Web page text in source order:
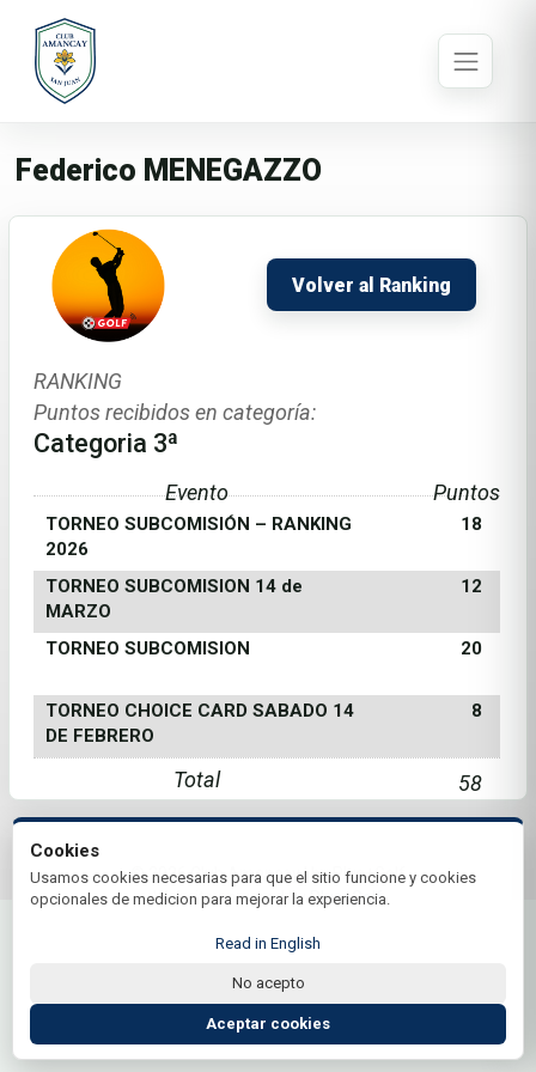
Federico MENEGAZZO
Volver al Ranking
RANKING
Puntos recibidos en categoría:
Categoria 3ª
Evento Puntos
TORNEO SUBCOMISIÓN – RANKING
2026
18
TORNEO SUBCOMISION 14 de
MARZO
12
TORNEO SUBCOMISION 20
TORNEO CHOICE CARD SABADO 14
DE FEBRERO
8
Total 58
© 2026 Club Amancay | by Plus+Golf
Website powered byPlus+Golf
Cookies
Usamos cookies necesarias para que el sitio funcione y cookies
opcionales de medicion para mejorar la experiencia.
Read in English
No acepto
Aceptar cookies